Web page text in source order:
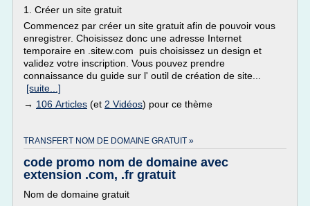
1. Créer un site gratuit
Commencez par créer un site gratuit afin de pouvoir vous
enregistrer. Choisissez donc une adresse Internet
temporaire en .sitew.com puis choisissez un design et
validez votre inscription. Vous pouvez prendre
connaissance du guide sur l' outil de création de site...
[suite...]
→ 106 Articles (et 2 Vidéos) pour ce thème
TRANSFERT NOM DE DOMAINE GRATUIT »
code promo nom de domaine avec
extension .com, .fr gratuit
Nom de domaine gratuit